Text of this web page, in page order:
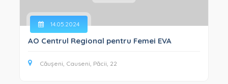
14.05.2024
AO Centrul Regional pentru Femei EVA
Căușeni, Causeni, Păcii, 22